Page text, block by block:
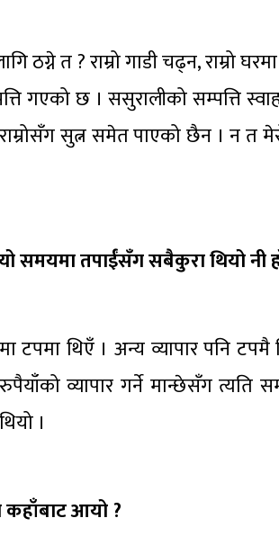
ठग्ने त ? राम्रो गाडी चढ्न, राम्रो
गएको छ । ससुरालीको सम्पत्ति
सुत्न समेत पाएको छैन । न त
समयमा तपाईंसँग सबैकुरा थियो नी
टपमा थिएँ । अन्य व्यापार पनि
व्यापार गर्ने मान्छेसँग त्यति
।
कहाँबाट आयो ?